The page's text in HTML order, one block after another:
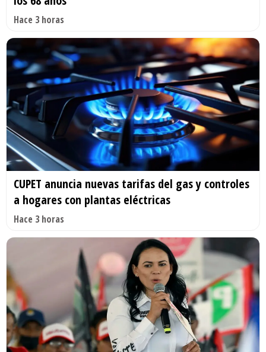
Hace 3 horas
CUPET anuncia nuevas tarifas del gas y controles
a hogares con plantas eléctricas
Hace 3 horas